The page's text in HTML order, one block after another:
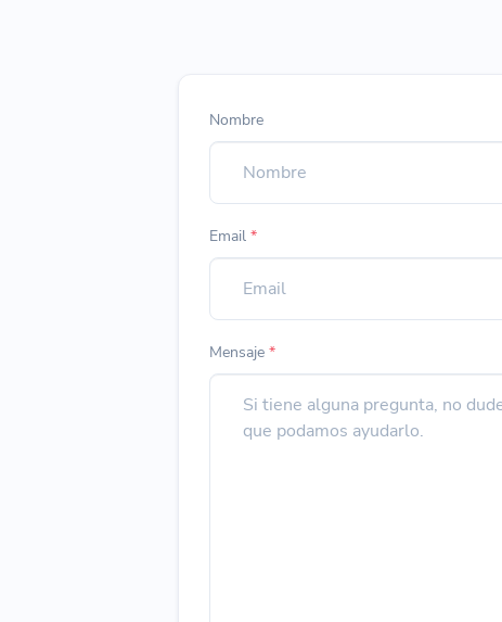
Nombre
Email *
Mensaje *